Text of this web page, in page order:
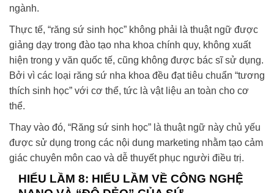
ngành.
Thực tế, “răng sứ sinh học” không phải là thuật ngữ được
giảng dạy trong đào tạo nha khoa chính quy, không xuất
hiện trong y văn quốc tế, cũng không được bác sĩ sử dụng.
Bởi vì các loại răng sứ nha khoa đều đạt tiêu chuẩn “tương
thích sinh học” với cơ thể, tức là vật liệu an toàn cho cơ
thể.
Thay vào đó, “Răng sứ sinh học” là thuật ngữ này chủ yếu
được sử dụng trong các nội dung marketing nhằm tạo cảm
giác chuyên môn cao và dễ thuyết phục người điều trị.
HIỂU LẦM 8: HIỂU LẦM VỀ CÔNG NGHỆ